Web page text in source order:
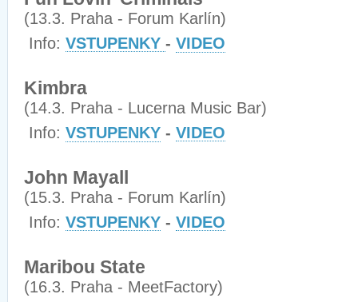
(13.3. Praha - Forum Karlín)
Info: VSTUPENKY - VIDEO
Kimbra
(14.3. Praha - Lucerna Music Bar)
Info: VSTUPENKY - VIDEO
John Mayall
(15.3. Praha - Forum Karlín)
Info: VSTUPENKY - VIDEO
Maribou State
(16.3. Praha - MeetFactory)